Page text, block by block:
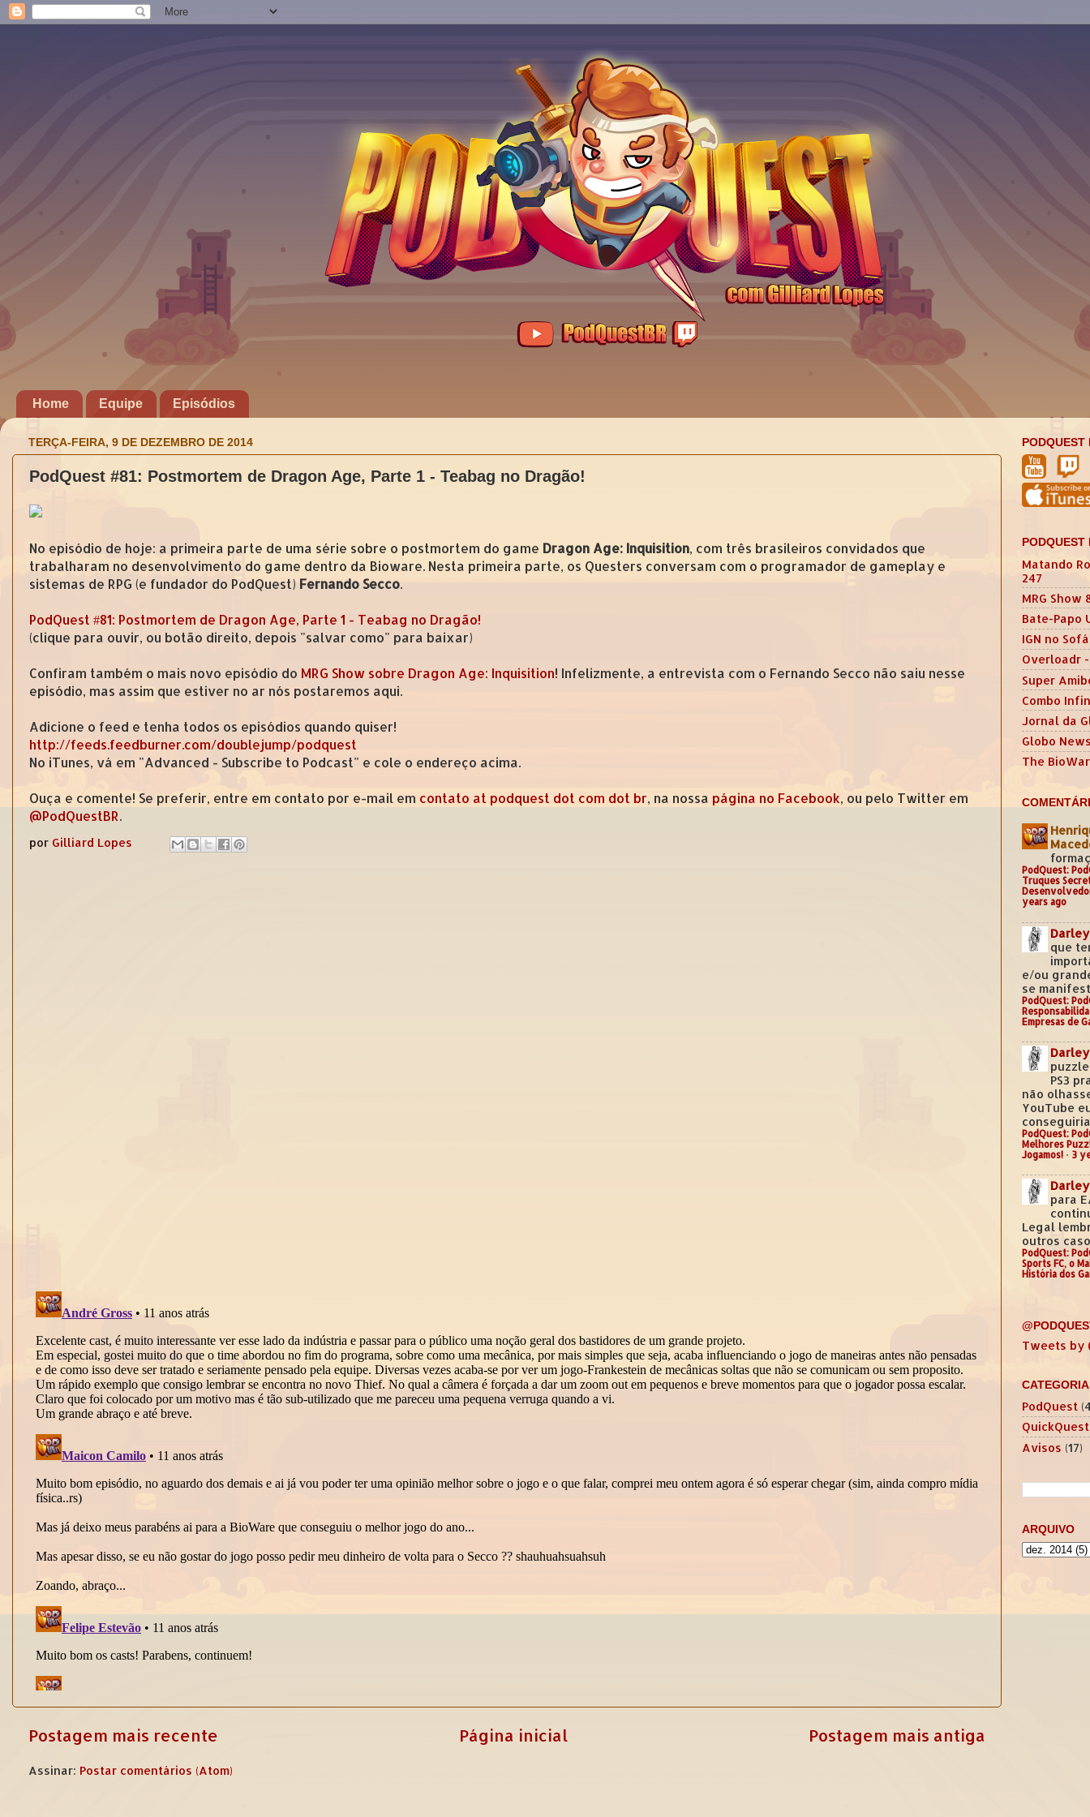
Home Equipe Episódios
TERÇA-FEIRA, 9 DE DEZEMBRO DE 2014
PodQuest #81: Postmortem de Dragon Age, Parte 1 - Teabag no Dragão!
No episódio de hoje: a primeira parte de uma série sobre o postmortem do game Dragon Age: Inquisition, com três brasileiros convidados que
trabalharam no desenvolvimento do game dentro da Bioware. Nesta primeira parte, os Questers conversam com o programador de gameplay e
sistemas de RPG (e fundador do PodQuest) Fernando Secco.
PodQuest #81: Postmortem de Dragon Age, Parte 1 - Teabag no Dragão!
(clique para ouvir, ou botão direito, depois "salvar como" para baixar)
Confiram também o mais novo episódio do MRG Show sobre Dragon Age: Inquisition! Infelizmente, a entrevista com o Fernando Secco não saiu nesse
episódio, mas assim que estiver no ar nós postaremos aqui.
Adicione o feed e tenha todos os episódios quando quiser!
http://feeds.feedburner.com/doublejump/podquest
No iTunes, vá em "Advanced - Subscribe to Podcast" e cole o endereço acima.
Ouça e comente! Se preferir, entre em contato por e-mail em contato at podquest dot com dot br, na nossa página no Facebook, ou pelo Twitter em
@PodQuestBR.
por Gilliard Lopes
Postagem mais recente Postagem mais antiga
Página inicial
Assinar: Postar comentários (Atom)
PODQUEST
PODQUEST
Matando
247
MRG Show
Bate-Papo
IGN no Sofá
Overloadr
Super
Combo
Jornal da
Globo
The
PodQuest:
Truques
years ago
que
e/ou
se
PodQuest:
Empresas de
PS3
não
YouTube
PodQuest:
Melhores
Jogamos! · 3
para
Legal
outros
PodQuest:
Sports FC, o
História dos
Tweets by
PodQuest
QuickQuest
Avisos (17)
ARQUIVO